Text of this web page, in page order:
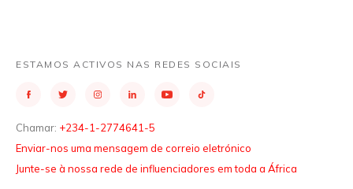
ESTAMOS ACTIVOS NAS REDES SOCIAIS
Chamar: +234-1-2774641-5
Enviar-nos uma mensagem de correio eletrónico
Junte-se à nossa rede de influenciadores em toda a África